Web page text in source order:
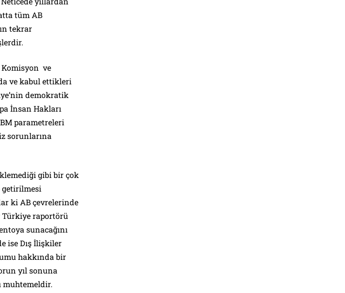
tüm AB
tekrar
ve
ve kabul ettikleri
demokratik
İnsan Hakları
parametreleri
sorunlarına
gibi bir çok
ki AB çevrelerinde
Türkiye raportörü
sunacağını
ise Dış İlişkiler
hakkında bir
yıl sonuna
muhtemeldir.